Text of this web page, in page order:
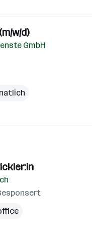
w/d)
GmbH